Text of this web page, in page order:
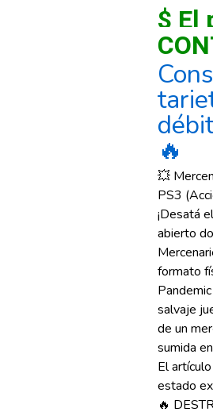
$ El
🔥
💥
PS3
¡Desatá
abierto
formato
salvaje
de un
sumida
El
estado
🔥